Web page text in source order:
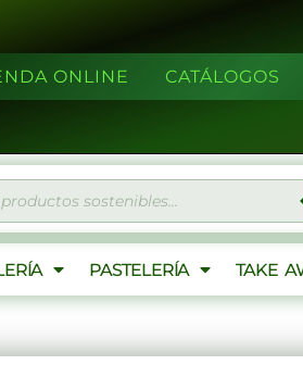
ONLINE CATÁLOGOS
PASTELERÍA TAKE